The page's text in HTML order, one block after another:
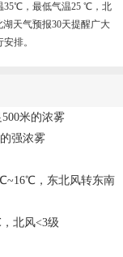
35℃，最低气温25 ℃，北
湖天气预报30天提醒广大
排。
米的浓雾
强浓雾
，东北风转东南
北风<3级